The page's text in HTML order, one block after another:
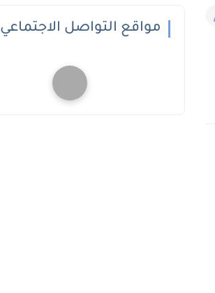
مواقع التواصل الاجتماعي